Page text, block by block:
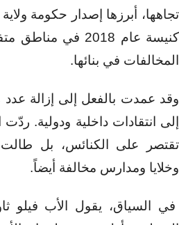
كنيسة عام 2018 في
المخالفات في بنائها.
وقد عمدت بالفعل إلى إزالة
إلى انتقادات داخلية ودولية.
تقتصر على الكنائس، بل طالت
وخلايا ومدارس مخالفة أيضاً.
في السياق، ‏يقول الأب فيلو